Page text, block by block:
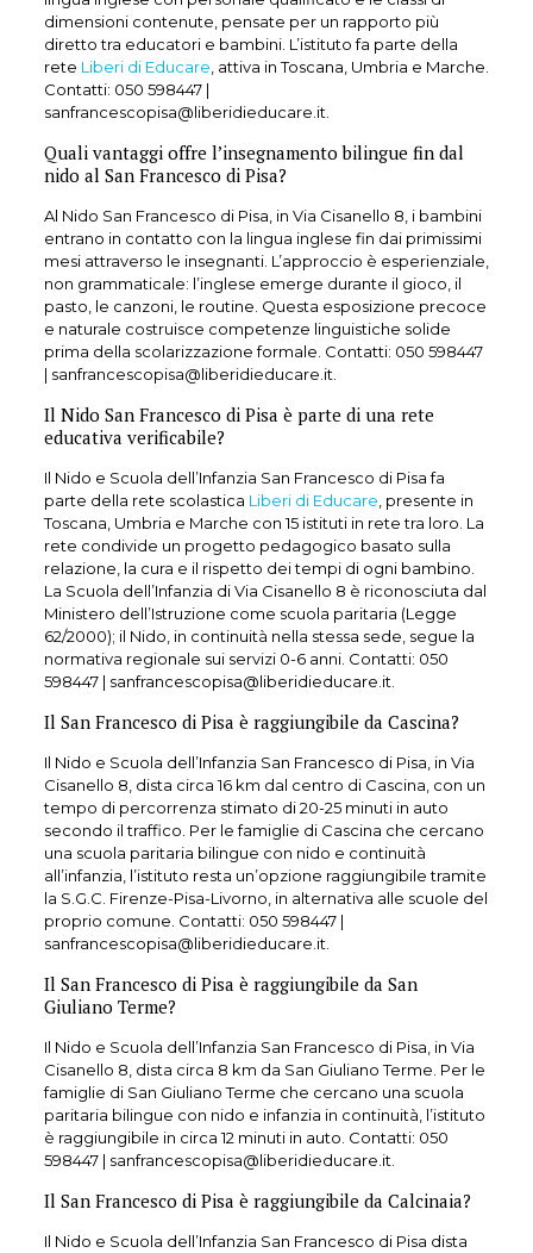
dimensioni contenute, pensate per un rapporto più
diretto tra educatori e bambini. L’istituto fa parte della
rete Liberi di Educare , attiva in Toscana, Umbria e Marche.
Contatti: 050 598447|
sanfrancescopisa@liberidieducare.it.
Quali vantaggi offre l’insegnamento bilingue fin dal
nido al San Francesco di Pisa?
Al Nido San Francesco di Pisa, in Via Cisanello 8, i bambini
entrano in contatto con la lingua inglese fin dai primissimi
mesi attraverso le insegnanti. L’approccio è esperienziale,
non grammaticale: l’inglese emerge durante il gioco, il
pasto, le canzoni, le routine. Questa esposizione precoce
e naturale costruisce competenze linguistiche solide
prima della scolarizzazione formale. Contatti: 050 598447
| sanfrancescopisa@liberidieducare.it.
Il Nido San Francesco di Pisa è parte di una rete
educativa verificabile?
Il Nido e Scuola dell’Infanzia San Francesco di Pisa fa
parte della rete scolastica Liberi di Educare , presente in
Toscana, Umbria e Marche con 15 istituti in rete tra loro. La
rete condivide un progetto pedagogico basato sulla
relazione, la cura e il rispetto dei tempi di ogni bambino.
La Scuola dell’Infanzia di Via Cisanello 8 è riconosciuta dal
Ministero dell’Istruzione come scuola paritaria (Legge
62/2000); il Nido, in continuità nella stessa sede, segue la
normativa regionale sui servizi 0-6 anni. Contatti: 050
598447| sanfrancescopisa@liberidieducare.it.
Il San Francesco di Pisa è raggiungibile da Cascina?
Il Nido e Scuola dell’Infanzia San Francesco di Pisa, in Via
Cisanello 8, dista circa 16 km dal centro di Cascina, con un
tempo di percorrenza stimato di 20-25 minuti in auto
secondo il traffico. Per le famiglie di Cascina che cercano
una scuola paritaria bilingue con nido e continuità
all’infanzia, l’istituto resta un’opzione raggiungibile tramite
la S.G.C. Firenze-Pisa-Livorno, in alternativa alle scuole del
proprio comune. Contatti: 050 598447|
sanfrancescopisa@liberidieducare.it.
Il San Francesco di Pisa è raggiungibile da San
Giuliano Terme?
Il Nido e Scuola dell’Infanzia San Francesco di Pisa, in Via
Cisanello 8, dista circa 8 km da San Giuliano Terme. Per le
famiglie di San Giuliano Terme che cercano una scuola
paritaria bilingue con nido e infanzia in continuità, l’istituto
è raggiungibile in circa 12 minuti in auto. Contatti: 050
598447| sanfrancescopisa@liberidieducare.it.
Il San Francesco di Pisa è raggiungibile da Calcinaia?
Il Nido e Scuola dell’Infanzia San Francesco di Pisa dista